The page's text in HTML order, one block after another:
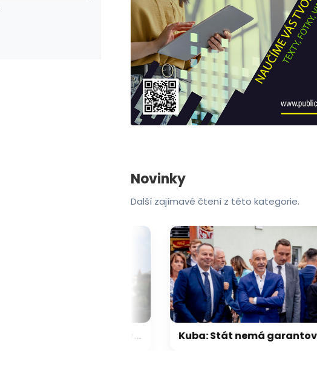
galerie: cviky
Novinky
Další zajímavé čtení z této kategorie.
Kuba: Stát nemá garantovat nekonečný růst důchodů. Lidé musí být sami zodpovědní